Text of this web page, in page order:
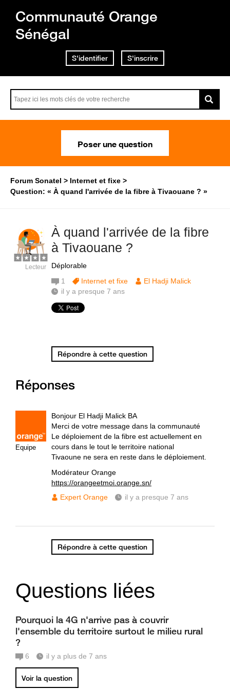
Communauté Orange
Sénégal
S'identifier S'inscrire
Poser une question
Forum Sonatel
Internet et fixe
Question: « À quand l'arrivée de la fibre à Tivaouane ? »
À quand l'arrivée de la fibre
à Tivaouane ?
Déplorable
Lecteur
1 Internet et fixe
El Hadji Malick
il y a presque 7 ans
Répondre à cette question
Réponses
Equipe
Bonjour El Hadji Malick BA
Merci de votre message dans la communauté
Le déploiement de la fibre est actuellement en
cours dans le tout le territoire national
Tivaoune ne sera en reste dans le déploiement.
Modérateur Orange
https://orangeetmoi.orange.sn/
Expert Orange
il y a presque 7 ans
Répondre à cette question
Questions liées
Pourquoi la 4G n'arrive pas à couvrir
l'ensemble du territoire surtout le milieu rural
?
6 il y a plus de 7 ans
Voir la question